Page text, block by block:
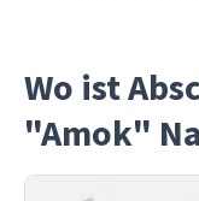
Wo ist
"Amok"